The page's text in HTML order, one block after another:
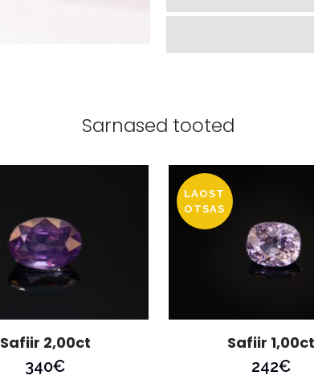
Sarnased tooted
Safiir 2,00ct
340€
LAOST
OTSAS
Safiir 1,00ct
242€